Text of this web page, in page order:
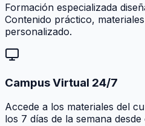
Formación especializada
Contenido práctico,
personalizado.
Campus Virtual 24/7
Accede a los materiales del
los 7 días de la semana